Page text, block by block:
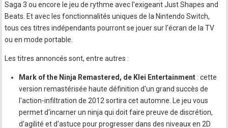
Saga 3 ou encore le jeu de rythme avec l'exigeant Just Shapes and
Beats. Et avec les fonctionnalités uniques de la Nintendo Switch,
tous ces titres indépendants pourront se jouer sur l'écran de la TV
ou en mode portable.
Les titres annoncés sont, entre autres :
Mark of the Ninja Remastered, de Klei Entertainment : cette
version remastérisée haute définition d'un grand succès de
l'action-infiltration de 2012 sortira cet automne. Le jeu vous
permet d'incarner un ninja qui doit faire preuve de discrétion,
d'agilité et d'astuce pour progresser dans des niveaux en 2D